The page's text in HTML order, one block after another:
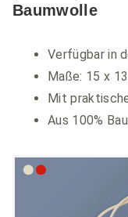
Baumwolle
Verfügbar in
Maße: 15 x
Mit
Aus 100%